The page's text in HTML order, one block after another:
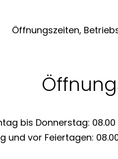
Öffnungszeiten,
bis Donnerstag: 08.00 –
und vor Feiertagen: 08.00